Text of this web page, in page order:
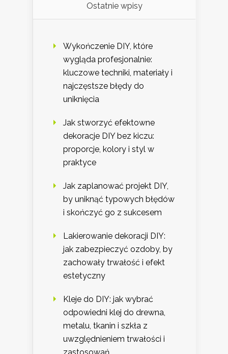
Ostatnie wpisy
Wykończenie DIY, które
wygląda profesjonalnie:
kluczowe techniki, materiały i
najczęstsze błędy do
uniknięcia
Jak stworzyć efektowne
dekoracje DIY bez kiczu:
proporcje, kolory i styl w
praktyce
Jak zaplanować projekt DIY,
by uniknąć typowych błędów
i skończyć go z sukcesem
Lakierowanie dekoracji DIY:
jak zabezpieczyć ozdoby, by
zachowały trwałość i efekt
estetyczny
Kleje do DIY: jak wybrać
odpowiedni klej do drewna,
metalu, tkanin i szkła z
uwzględnieniem trwałości i
zastosowań